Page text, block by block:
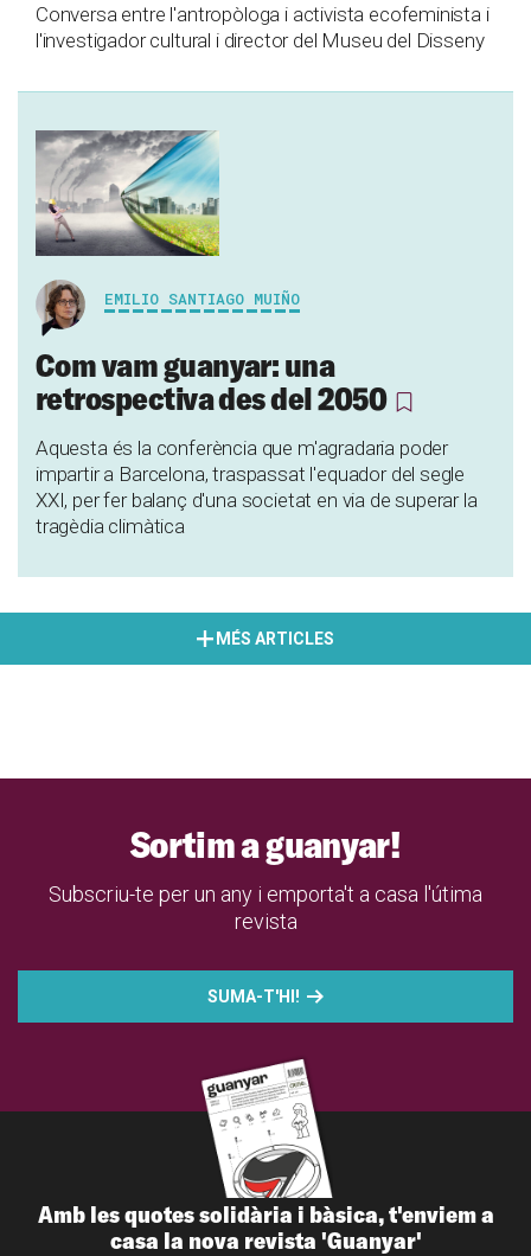
Conversa entre l'antropòloga i activista ecofeminista i
l'investigador cultural i director del Museu del Disseny
EMILIO SANTIAGO MUIÑO
Com vam guanyar: una
retrospectiva des del 2050
Aquesta és la conferència que m'agradaria poder
impartir a Barcelona, traspassat l'equador del segle
XXI, per fer balanç d'una societat en via de superar la
tragèdia climàtica
MÉS ARTICLES
Sortim a guanyar!
Subscriu-te per un any i emporta't a casa l'útima
revista
SUMA-T'HI!
Amb les quotes solidària i bàsica, t'enviem a
casa la nova revista 'Guanyar'